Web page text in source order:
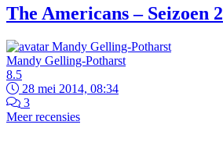
The Americans – Seizoen 2
Mandy Gelling-Potharst
8.5
28 mei 2014, 08:34
3
Meer recensies